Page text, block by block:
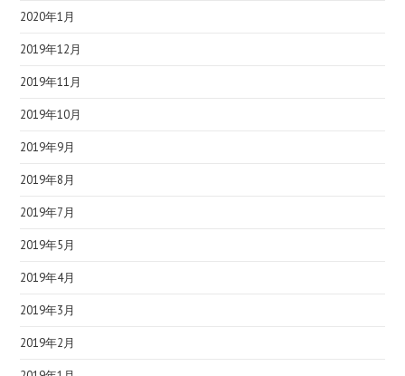
2020年1月
2019年12月
2019年11月
2019年10月
2019年9月
2019年8月
2019年7月
2019年5月
2019年4月
2019年3月
2019年2月